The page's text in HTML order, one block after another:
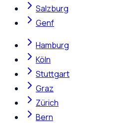
Salzburg
Genf
Hamburg
Köln
Stuttgart
Graz
Zürich
Bern